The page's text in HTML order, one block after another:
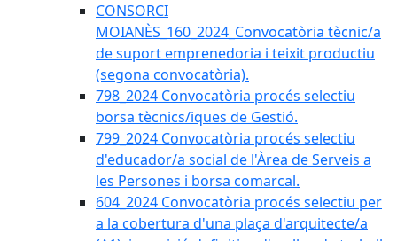
CONSORCI
MOIANÈS_160_2024_Convocatòria tècnic/a
de suport emprenedoria i teixit productiu
(segona convocatòria).
798_2024 Convocatòria procés selectiu
borsa tècnics/iques de Gestió.
799_2024 Convocatòria procés selectiu
d'educador/a social de l'Àrea de Serveis a
les Persones i borsa comarcal.
604_2024 Convocatòria procés selectiu per
a la cobertura d'una plaça d'arquitecte/a